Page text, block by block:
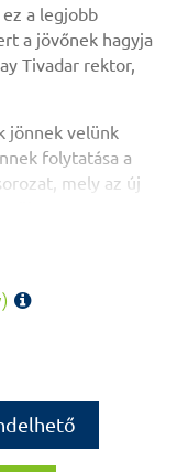
a legjobb
a jövőnek hagyja
Tivadar rektor,
jönnek velünk
folytatása a
mely az új
(3000
Gimnázium (volt
Az
ben Egyetemi tanár